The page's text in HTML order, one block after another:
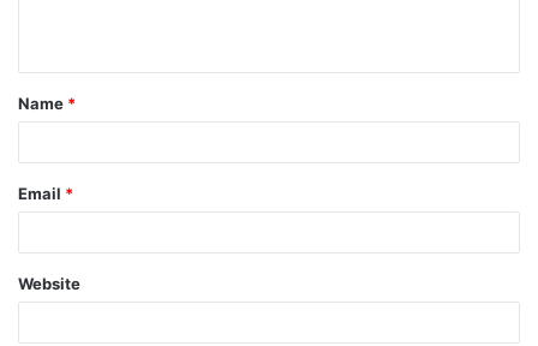
Name *
Email *
Website